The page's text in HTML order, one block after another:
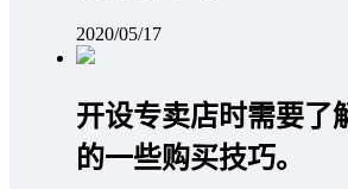
2020/05/17
开设专卖店时需要了
的一些购买技巧。